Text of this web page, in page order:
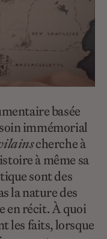
basée
immémorial
cherche à
à même sa
sont des
la nature des
en récit. À quoi
les faits, lorsque